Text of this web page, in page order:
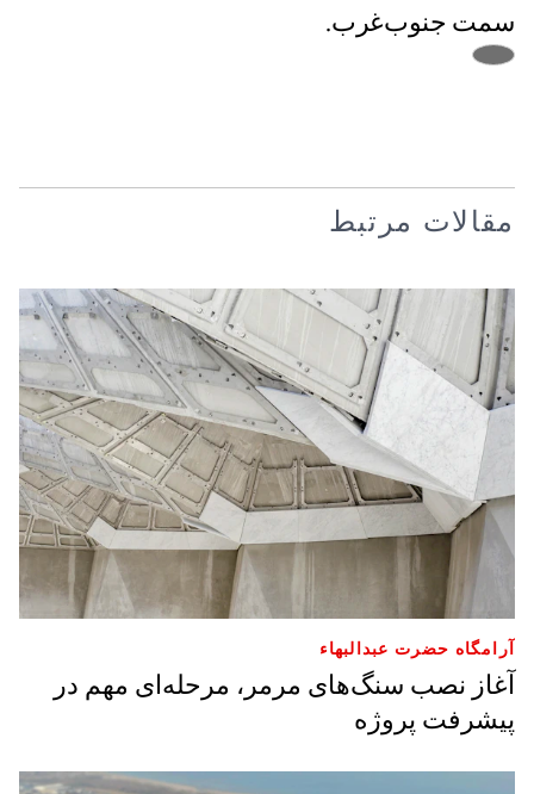
سمت جنوب‌غرب.
مقالات مرتبط
آرامگاه حضرت عبدالبهاء
آغاز نصب سنگ‌های مرمر، مرحله‌ای مهم در
پیشرفت پروژه